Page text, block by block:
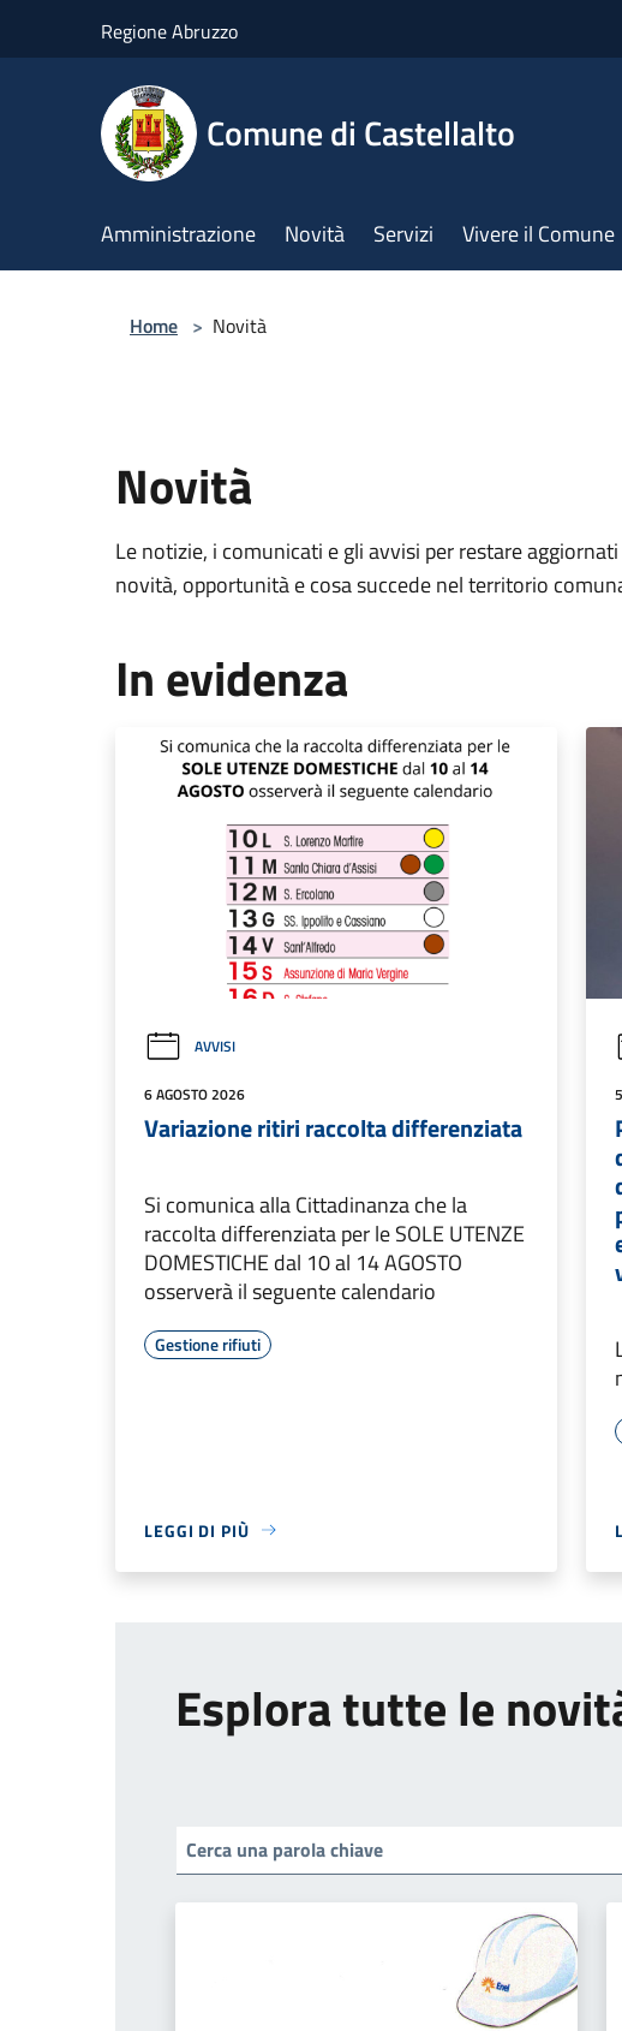
Regione Abruzzo
Comune di Castellalto
Amministrazione Novità Servizi Vivere il Comune
Home > Novità
Novità
Le notizie, i comunicati e gli avvisi per restare
novità, opportunità e cosa succede nel territorio
In evidenza
AVVISI
6 AGOSTO 2026
Variazione ritiri raccolta differenziata
Si comunica alla Cittadinanza che la
raccolta differenziata per le SOLE UTENZE
DOMESTICHE dal 10 al 14 AGOSTO
osserverà il seguente calendario
Gestione rifiuti
LEGGI DI PIÙ
Esplora tutte le